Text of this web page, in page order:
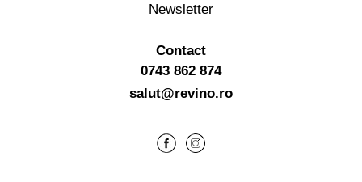
Newsletter
Contact
0743 862 874
salut@revino.ro